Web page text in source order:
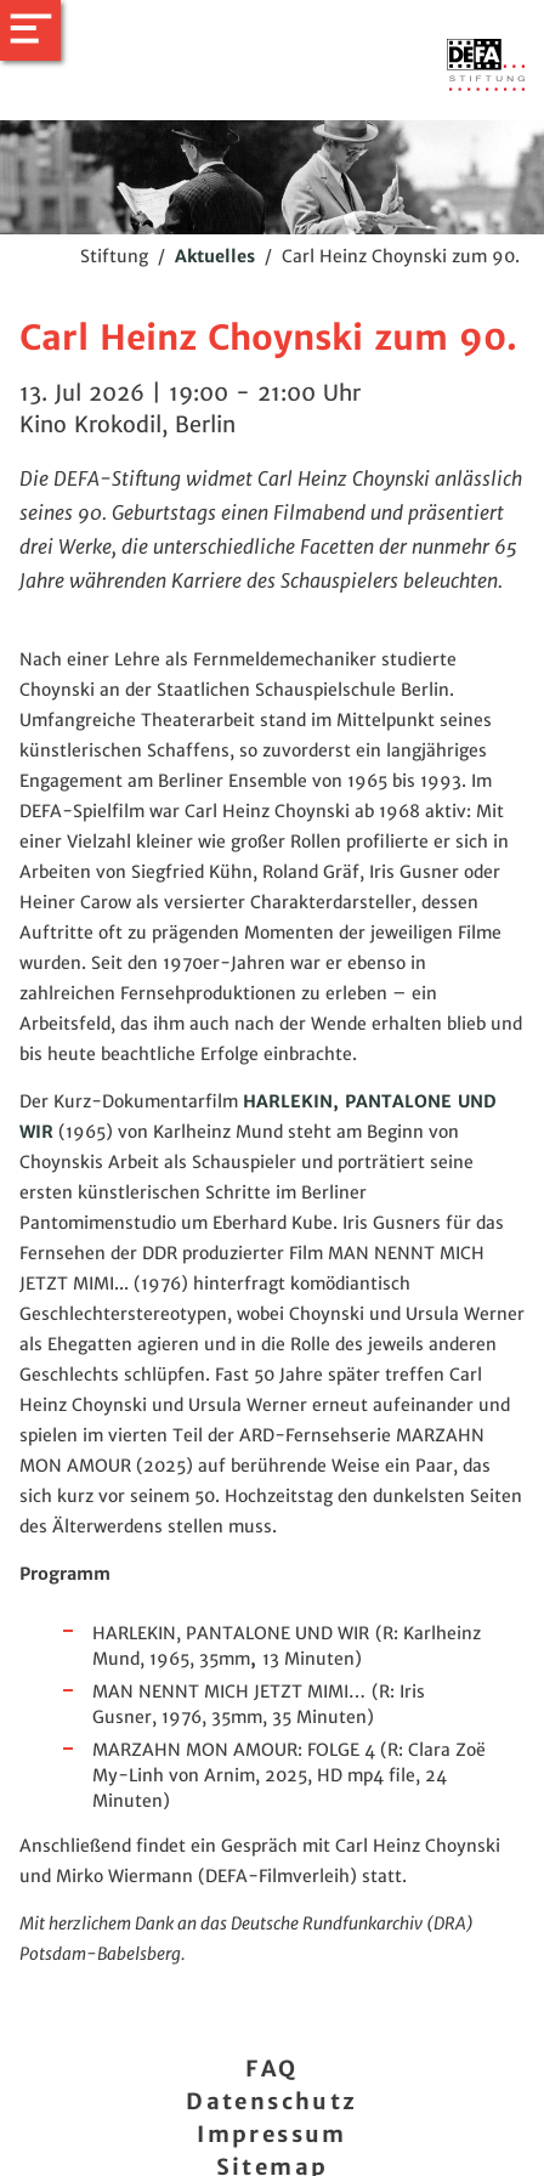
Stiftung / Aktuelles / Carl Heinz Choynski zum 90.
Carl Heinz Choynski zum 90.
13. Jul 2026 | 19:00 - 21:00 Uhr
Kino Krokodil, Berlin
Die DEFA-Stiftung widmet Carl Heinz Choynski anlässlich
seines 90. Geburtstags einen Filmabend und präsentiert
drei Werke, die unterschiedliche Facetten der nunmehr 65
Jahre währenden Karriere des Schauspielers beleuchten.
Nach einer Lehre als Fernmeldemechaniker studierte
Choynski an der Staatlichen Schauspielschule Berlin.
Umfangreiche Theaterarbeit stand im Mittelpunkt seines
künstlerischen Schaffens, so zuvorderst ein langjähriges
Engagement am Berliner Ensemble von 1965 bis 1993. Im
DEFA-Spielfilm war Carl Heinz Choynski ab 1968 aktiv: Mit
einer Vielzahl kleiner wie großer Rollen profilierte er sich in
Arbeiten von Siegfried Kühn, Roland Gräf, Iris Gusner oder
Heiner Carow als versierter Charakterdarsteller, dessen
Auftritte oft zu prägenden Momenten der jeweiligen Filme
wurden. Seit den 1970er-Jahren war er ebenso in
zahlreichen Fernsehproduktionen zu erleben – ein
Arbeitsfeld, das ihm auch nach der Wende erhalten blieb und
bis heute beachtliche Erfolge einbrachte.
Der Kurz-Dokumentarfilm HARLEKIN, PANTALONE UND
WIR (1965) von Karlheinz Mund steht am Beginn von
Choynskis Arbeit als Schauspieler und porträtiert seine
ersten künstlerischen Schritte im Berliner
Pantomimenstudio um Eberhard Kube. Iris Gusners für das
Fernsehen der DDR produzierter Film MAN NENNT MICH
JETZT MIMI... (1976) hinterfragt komödiantisch
Geschlechterstereotypen, wobei Choynski und Ursula Werner
als Ehegatten agieren und in die Rolle des jeweils anderen
Geschlechts schlüpfen. Fast 50 Jahre später treffen Carl
Heinz Choynski und Ursula Werner erneut aufeinander und
spielen im vierten Teil der ARD-Fernsehserie MARZAHN
MON AMOUR (2025) auf berührende Weise ein Paar, das
sich kurz vor seinem 50. Hochzeitstag den dunkelsten Seiten
des Älterwerdens stellen muss.
Programm
HARLEKIN, PANTALONE UND WIR (R: Karlheinz
Mund, 1965, 35mm, 13 Minuten)
MAN NENNT MICH JETZT MIMI… (R: Iris
Gusner, 1976, 35mm, 35 Minuten)
MARZAHN MON AMOUR: FOLGE 4 (R: Clara Zoë
My-Linh von Arnim, 2025, HD mp4 file, 24
Minuten)
Anschließend findet ein Gespräch mit Carl Heinz Choynski
und Mirko Wiermann (DEFA-Filmverleih) statt.
Mit herzlichem Dank an das Deutsche Rundfunkarchiv (DRA)
Potsdam-Babelsberg.
FAQ
Datenschutz
Impressum
Sitemap